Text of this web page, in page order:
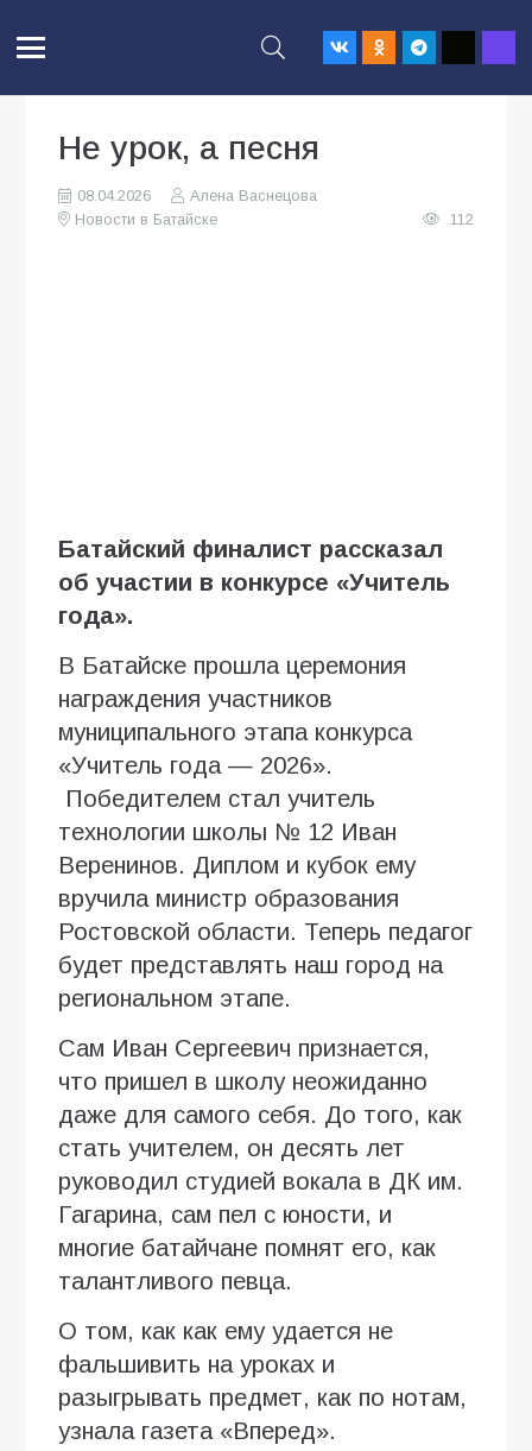
Не урок, а песня
08.04.2026
Алена Васнецова
Новости в Батайске
112
Батайский финалист рассказал
об участии в конкурсе «Учитель
года».
В Батайске прошла церемония
награждения участников
муниципального этапа конкурса
«Учитель года — 2026».
Победителем стал учитель
технологии школы № 12 Иван
Веренинов. Диплом и кубок ему
вручила министр образования
Ростовской области. Теперь педагог
будет представлять наш город на
региональном этапе.
Сам Иван Сергеевич признается,
что пришел в школу неожиданно
даже для самого себя. До того, как
стать учителем, он десять лет
руководил студией вокала в ДК им.
Гагарина, сам пел с юности, и
многие батайчане помнят его, как
талантливого певца.
О том, как как ему удается не
фальшивить на уроках и
разыгрывать предмет, как по нотам,
узнала газета «Вперед».